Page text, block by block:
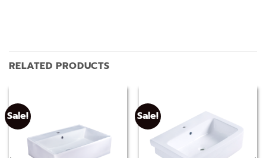
RELATED PRODUCTS
Sale! Sale!